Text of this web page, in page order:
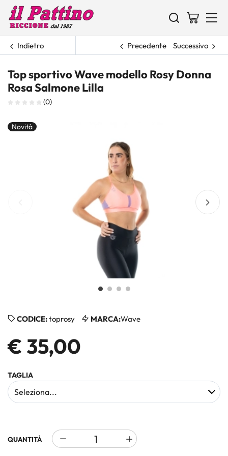
Indietro Precedente Successivo
Top sportivo Wave modello Rosy Donna
Rosa Salmone Lilla
(0)
Novità
CODICE:toprosy MARCA:Wave
€ 35,00
TAGLIA
QUANTITÀ